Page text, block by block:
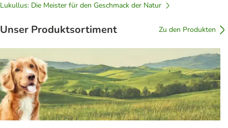
Lukullus: Die Meister für den Geschmack der Natur
Unser Produktsortiment Zu den Produkten